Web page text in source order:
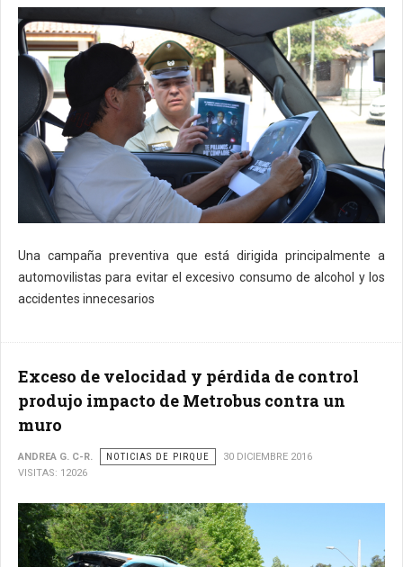
Una campaña preventiva que está dirigida principalmente a
automovilistas para evitar el excesivo consumo de alcohol y los
accidentes innecesarios
Exceso de velocidad y pérdida de control
produjo impacto de Metrobus contra un
muro
ANDREA G. C-R. NOTICIAS DE PIRQUE
30 DICIEMBRE 2016
VISITAS: 12026